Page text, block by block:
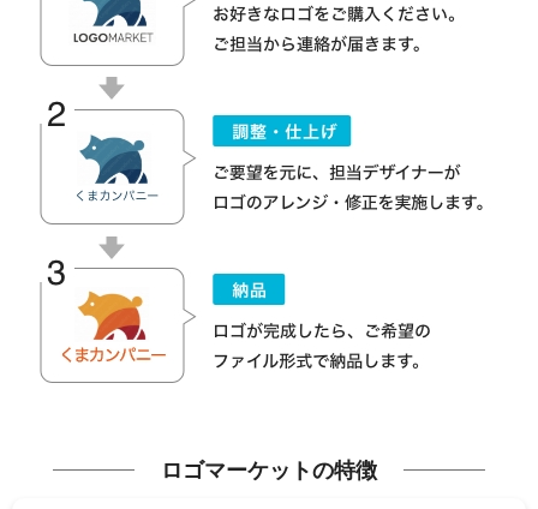
ロゴマーケットの特徴